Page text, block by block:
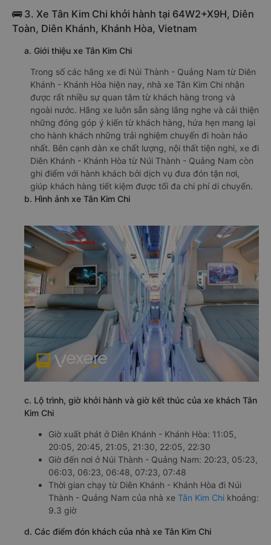
🚌 3. Xe Tân Kim Chi khởi hành tại 64W2+X9H, Diên
Toàn, Diên Khánh, Khánh Hòa, Vietnam
a. Giới thiệu xe Tân Kim Chi
Trong số các hãng xe đi Núi Thành - Quảng Nam từ Diên
Khánh - Khánh Hòa hiện nay, nhà xe Tân Kim Chi nhận
được rất nhiều sự quan tâm từ khách hàng trong và
ngoài nước. Hãng xe luôn sẵn sàng lắng nghe và cải thiện
những đóng góp ý kiến từ khách hàng, hứa hẹn mang lại
cho hành khách những trải nghiệm chuyến đi hoàn hảo
nhất. Bên cạnh dàn xe chất lượng, nội thất tiện nghi, xe đi
Diên Khánh - Khánh Hòa từ Núi Thành - Quảng Nam còn
ghi điểm với hành khách bởi dịch vụ đưa đón tận nơi,
giúp khách hàng tiết kiệm được tối đa chi phí di chuyển.
b. Hình ảnh xe Tân Kim Chi
c. Lộ trình, giờ khởi hành và giờ kết thúc của xe khách Tân
Kim Chi
Giờ xuất phát ở Diên Khánh - Khánh Hòa: 11:05,
20:05, 20:45, 21:05, 21:30, 22:05, 22:30
Giờ đến nơi ở Núi Thành - Quảng Nam: 20:23, 05:23,
06:03, 06:23, 06:48, 07:23, 07:48
Thời gian chạy từ Diên Khánh - Khánh Hòa đi Núi
Thành - Quảng Nam của nhà xe Tân Kim Chi khoảng:
9.3 giờ
d. Các điểm đón khách của nhà xe Tân Kim Chi